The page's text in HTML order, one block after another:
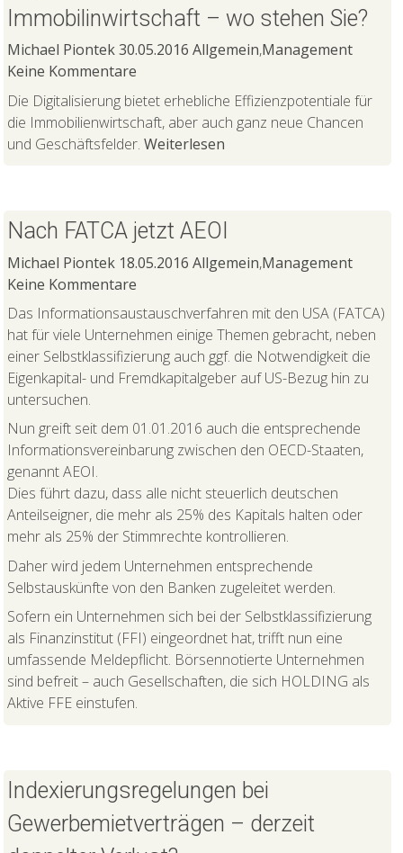
Immobilinwirtschaft – wo stehen Sie?
Michael Piontek 30.05.2016 Allgemein,Management
Keine Kommentare
Die Digitalisierung bietet erhebliche Effizienzpotentiale für
die Immobilienwirtschaft, aber auch ganz neue Chancen
und Geschäftsfelder.Weiterlesen
Nach FATCA jetzt AEOI
Michael Piontek 18.05.2016 Allgemein,Management
Keine Kommentare
Das Informationsaustauschverfahren mit den USA (FATCA)
hat für viele Unternehmen einige Themen gebracht, neben
einer Selbstklassifizierung auch ggf. die Notwendigkeit die
Eigenkapital- und Fremdkapitalgeber auf US-Bezug hin zu
untersuchen.
Nun greift seit dem 01.01.2016 auch die entsprechende
Informationsvereinbarung zwischen den OECD-Staaten,
genannt AEOI.
Dies führt dazu, dass alle nicht steuerlich deutschen
Anteilseigner, die mehr als 25% des Kapitals halten oder
mehr als 25% der Stimmrechte kontrollieren.
Daher wird jedem Unternehmen entsprechende
Selbstauskünfte von den Banken zugeleitet werden.
Sofern ein Unternehmen sich bei der Selbstklassifizierung
als Finanzinstitut (FFI) eingeordnet hat, trifft nun eine
umfassende Meldepflicht. Börsennotierte Unternehmen
sind befreit – auch Gesellschaften, die sich HOLDING als
Aktive FFE einstufen.
Indexierungsregelungen bei
Gewerbemietverträgen – derzeit